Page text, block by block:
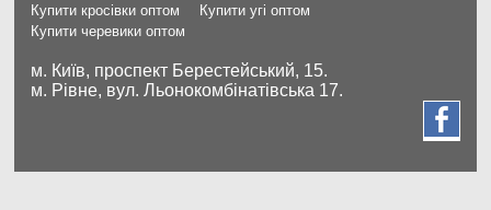
Купити кросівки оптом
Купити угі оптом
Купити черевики оптом
м. Київ, проспект Берестейський, 15.
м. Рівне, вул. Льонокомбінатівська 17.